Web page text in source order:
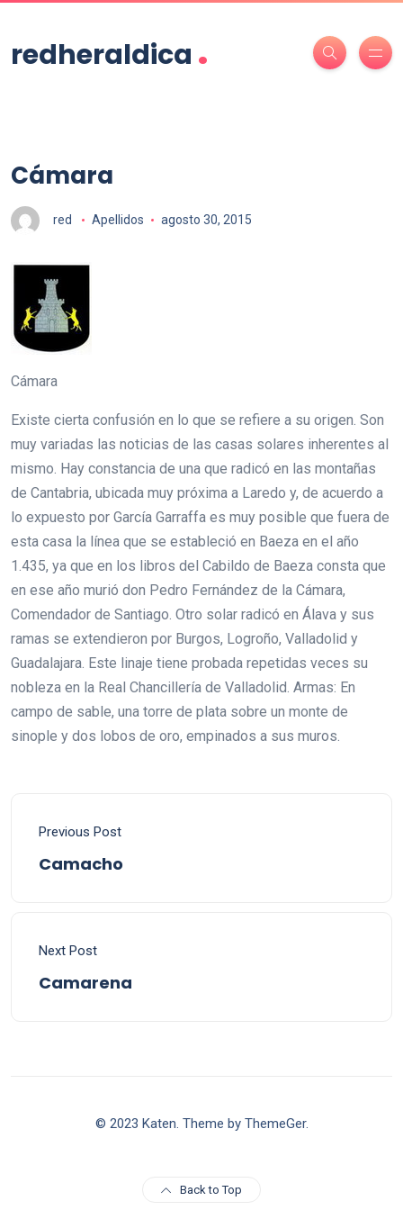
redheraldica .
Cámara
red Apellidos agosto 30, 2015
Cámara
Existe cierta confusión en lo que se refiere a su origen. Son
muy variadas las noticias de las casas solares inherentes al
mismo. Hay constancia de una que radicó en las montañas
de Cantabria, ubicada muy próxima a Laredo y, de acuerdo a
lo expuesto por García Garraffa es muy posible que fuera de
esta casa la línea que se estableció en Baeza en el año
1.435, ya que en los libros del Cabildo de Baeza consta que
en ese año murió don Pedro Fernández de la Cámara,
Comendador de Santiago. Otro solar radicó en Álava y sus
ramas se extendieron por Burgos, Logroño, Valladolid y
Guadalajara. Este linaje tiene probada repetidas veces su
nobleza en la Real Chancillería de Valladolid. Armas: En
campo de sable, una torre de plata sobre un monte de
sinople y dos lobos de oro, empinados a sus muros.
Previous Post
Camacho
Next Post
Camarena
© 2023 Katen. Theme by ThemeGer.
Back to Top